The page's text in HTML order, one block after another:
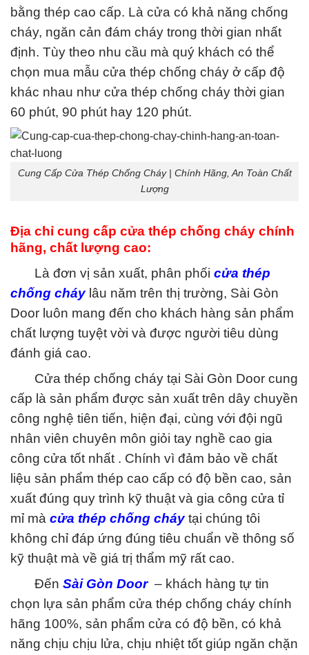
bằng thép cao cấp. Là cửa có khả năng chống
cháy, ngăn cản đám cháy trong thời gian nhất
định. Tùy theo nhu cầu mà quý khách có thể
chọn mua mẫu cửa thép chống cháy ở cấp độ
khác nhau như cửa thép chống cháy thời gian
60 phút, 90 phút hay 120 phút.
Cung Cấp Cửa Thép Chống Cháy | Chính Hãng, An Toàn Chất
Lượng‎
Địa chỉ cung cấp cửa thép chống cháy chính
hãng, chất lượng cao:
Là đơn vị sản xuất, phân phối cửa thép
chống cháylâu năm trên thị trường, Sài Gòn
Door luôn mang đến cho khách hàng sản phẩm
chất lượng tuyệt vời và được người tiêu dùng
đánh giá cao.
Cửa thép chống cháy tại Sài Gòn Door cung
cấp là sản phẩm được sản xuất trên dây chuyền
công nghệ tiên tiến, hiện đại, cùng với đội ngũ
nhân viên chuyên môn giỏi tay nghề cao gia
công cửa tốt nhất . Chính vì đảm bảo về chất
liệu sản phẩm thép cao cấp có độ bền cao, sản
xuất đúng quy trình kỹ thuật và gia công cửa tỉ
mỉ mà cửa thép chống cháytại chúng tôi
không chỉ đáp ứng đúng tiêu chuẩn về thông số
kỹ thuật mà về giá trị thẩm mỹ rất cao.
Đến Sài Gòn Door – khách hàng tự tin
chọn lựa sản phẩm cửa thép chống cháy chính
hãng 100%, sản phẩm cửa có độ bền, có khả
năng chịu chịu lửa, chịu nhiệt tốt giúp ngăn chặn